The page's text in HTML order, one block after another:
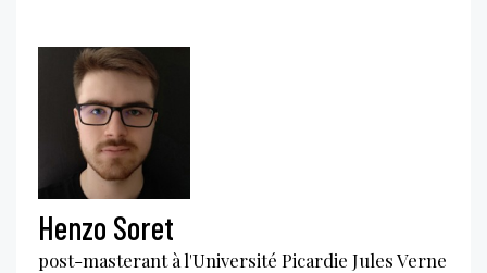
Henzo Soret
post-masterant à l'Université Picardie Jules Verne